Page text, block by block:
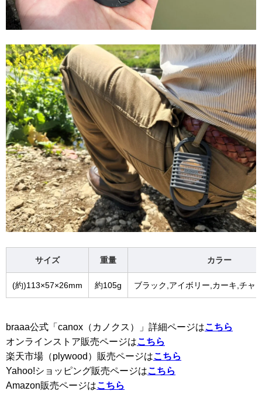
サイズ 重量 カラー
(約)113×57×26mm 約105g ブラック,アイボリー,カーキ,チャ
braaa公式「canox（カノクス）」詳細ページはこちら
オンラインストア販売ページはこちら
楽天市場（plywood）販売ページはこちら
Yahoo!ショッピング販売ページはこちら
Amazon販売ページはこちら